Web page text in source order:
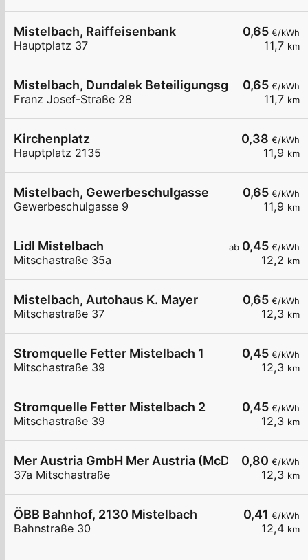
0,65 €/kWh
11,7 km
Mistelbach, Raiffeisenbank
Hauptplatz 37
0,65 €/kWh
11,7 km
Mistelbach, Dundalek BeteiligungsgmbH
Franz Josef-Straße 28
0,38 €/kWh
11,9 km
Kirchenplatz
Hauptplatz 2135
0,65 €/kWh
11,9 km
Mistelbach, Gewerbeschulgasse
Gewerbeschulgasse 9
ab 0,45 €/kWh
12,2 km
Lidl Mistelbach
Mitschastraße 35a
0,65 €/kWh
12,3 km
Mistelbach, Autohaus K. Mayer
Mitschastraße 37
0,45 €/kWh
12,3 km
Stromquelle Fetter Mistelbach 1
Mitschastraße 39
0,45 €/kWh
12,3 km
Stromquelle Fetter Mistelbach 2
Mitschastraße 39
0,80 €/kWh
12,3 km
Mer Austria GmbH Mer Austria (McD) -
37a Mitschastraße
0,41 €/kWh
12,4 km
ÖBB Bahnhof, 2130 Mistelbach
Bahnstraße 30